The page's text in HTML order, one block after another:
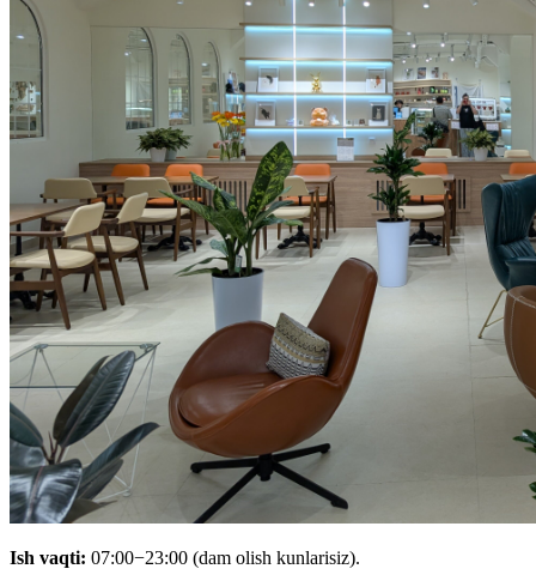
Ish vaqti: 07:00−23:00 (dam olish kunlarisiz).